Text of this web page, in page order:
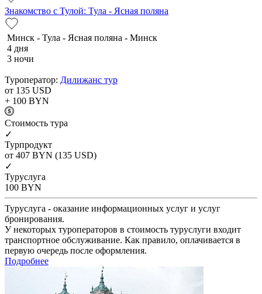
Знакомство с Тулой: Тула - Ясная поляна
Минск - Тула - Ясная поляна - Минск
4 дня
3 ночи
Туроператор: Дилижанс тур
от 135 USD
+ 100 BYN
Cтоимость тура
✓
Турпродукт
от 407 BYN (135 USD)
✓
Туруслуга
100 BYN
Туруслуга - оказание информационных услуг и услуг
бронирования.
У некоторых туроператоров в стоимость туруслуги входит
транспортное обслуживание. Как правило, оплачивается в
первую очередь после оформления.
Подробнее